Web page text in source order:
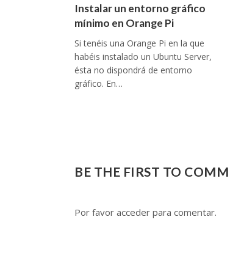
Instalar un entorno gráfico
mínimo en Orange Pi
Si tenéis una Orange Pi en la que
habéis instalado un Ubuntu Server,
ésta no dispondrá de entorno
gráfico. En…
BE THE FIRST TO
Por favor acceder para comentar.